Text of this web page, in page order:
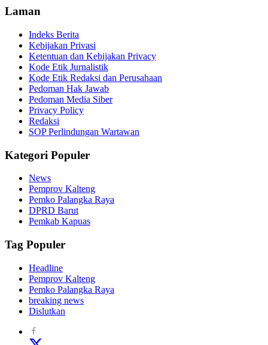
Laman
Indeks Berita
Kebijakan Privasi
Ketentuan dan Kebijakan Privacy
Kode Etik Jurnalistik
Kode Etik Redaksi dan Perusahaan
Pedoman Hak Jawab
Pedoman Media Siber
Privacy Policy
Redaksi
SOP Perlindungan Wartawan
Kategori Populer
News
Pemprov Kalteng
Pemko Palangka Raya
DPRD Barut
Pemkab Kapuas
Tag Populer
Headline
Pemprov Kalteng
Pemko Palangka Raya
breaking news
Dislutkan